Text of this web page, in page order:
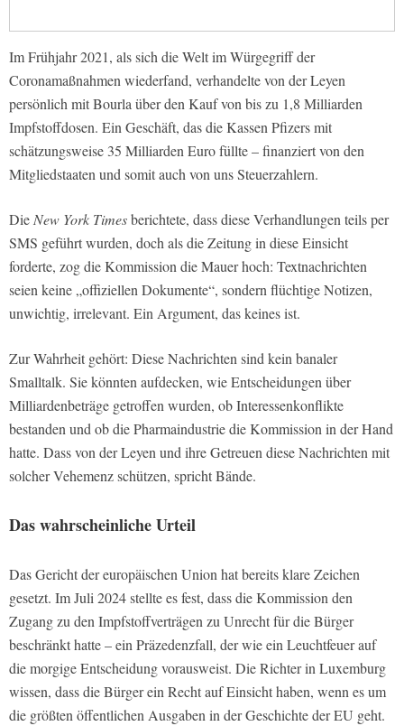
Im Frühjahr 2021, als sich die Welt im Würgegriff der
Coronamaßnahmen wiederfand, verhandelte von der Leyen
persönlich mit Bourla über den Kauf von bis zu 1,8 Milliarden
Impfstoffdosen. Ein Geschäft, das die Kassen Pfizers mit
schätzungsweise 35 Milliarden Euro füllte – finanziert von den
Mitgliedstaaten und somit auch von uns Steuerzahlern.
Die New York Timesberichtete, dass diese Verhandlungen teils per
SMS geführt wurden, doch als die Zeitung in diese Einsicht
forderte, zog die Kommission die Mauer hoch: Textnachrichten
seien keine „offiziellen Dokumente“, sondern flüchtige Notizen,
unwichtig, irrelevant. Ein Argument, das keines ist.
Zur Wahrheit gehört: Diese Nachrichten sind kein banaler
Smalltalk. Sie könnten aufdecken, wie Entscheidungen über
Milliardenbeträge getroffen wurden, ob Interessenkonflikte
bestanden und ob die Pharmaindustrie die Kommission in der Hand
hatte. Dass von der Leyen und ihre Getreuen diese Nachrichten mit
solcher Vehemenz schützen, spricht Bände.
Das wahrscheinliche Urteil
Das Gericht der europäischen Union hat bereits klare Zeichen
gesetzt. Im Juli 2024 stellte es fest, dass die Kommission den
Zugang zu den Impfstoffverträgen zu Unrecht für die Bürger
beschränkt hatte – ein Präzedenzfall, der wie ein Leuchtfeuer auf
die morgige Entscheidung vorausweist. Die Richter in Luxemburg
wissen, dass die Bürger ein Recht auf Einsicht haben, wenn es um
die größten öffentlichen Ausgaben in der Geschichte der EU geht.